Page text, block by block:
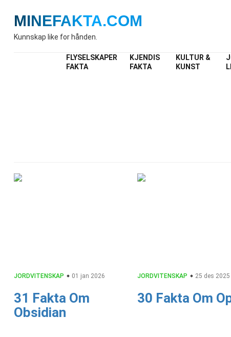
MINEFAKTA.COM
Kunnskap like for hånden.
FLYSELSKAPER
FAKTA
KJENDIS
FAKTA
KULTUR &
KUNST
JORDVITENSKAP 01 jan 2026
31 Fakta Om
Obsidian
JORDVITENSKAP 25 des 2025
30 Fakta Om